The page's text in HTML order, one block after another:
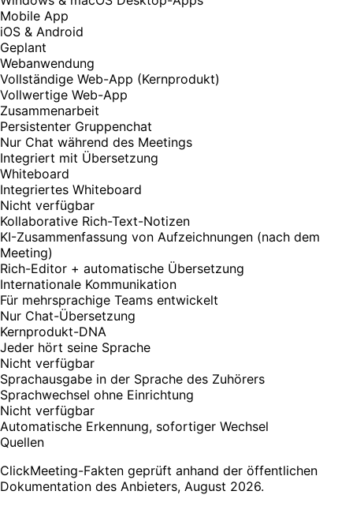
Mobile App
iOS & Android
Geplant
Webanwendung
Vollständige Web-App (Kernprodukt)
Vollwertige Web-App
Zusammenarbeit
Persistenter Gruppenchat
Nur Chat während des Meetings
Integriert mit Übersetzung
Whiteboard
Integriertes Whiteboard
Nicht verfügbar
Kollaborative Rich-Text-Notizen
KI-Zusammenfassung von Aufzeichnungen (nach dem
Meeting)
Rich-Editor + automatische Übersetzung
Internationale Kommunikation
Für mehrsprachige Teams entwickelt
Nur Chat-Übersetzung
Kernprodukt-DNA
Jeder hört seine Sprache
Nicht verfügbar
Sprachausgabe in der Sprache des Zuhörers
Sprachwechsel ohne Einrichtung
Nicht verfügbar
Automatische Erkennung, sofortiger Wechsel
Quellen
ClickMeeting-Fakten geprüft anhand der öffentlichen
Dokumentation des Anbieters, August 2026.